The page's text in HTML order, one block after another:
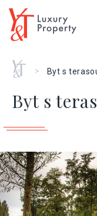
Home
> Byt s
Byt s